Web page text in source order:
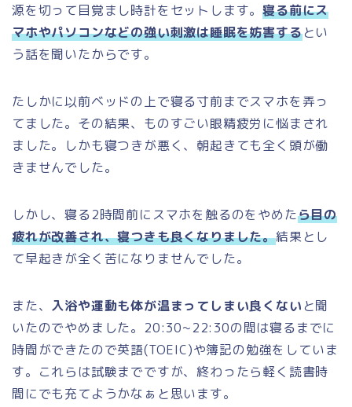
源を切って目覚まし時計をセットします。寝る前にス
マホやパソコンなどの強い刺激は睡眠を妨害するとい
う話を聞いたからです。
たしかに以前ベッドの上で寝る寸前までスマホを弄っ
てました。その結果、ものすごい眼精疲労に悩まされ
ました。しかも寝つきが悪く、朝起きても全く頭が働
きませんでした。
しかし、寝る2時間前にスマホを触るのをやめたら目の
疲れが改善され、寝つきも良くなりました。結果とし
て早起きが全く苦になりませんでした。
また、 入浴や運動も体が温まってしまい良くないと聞
いたのでやめました。20:30~22:30の間は寝るまでに
時間ができたので英語(TOEIC)や簿記の勉強をしていま
す。これらは試験までですが、終わったら軽く読書時
間にでも充てようかなぁと思います。